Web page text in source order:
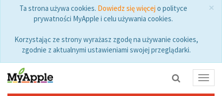
×
Ta strona używa cookies. Dowiedz się więcej o polityce
prywatności MyApple i celu używania cookies.
Korzystając ze strony wyrażasz zgodę na używanie cookies,
zgodnie z aktualnymi ustawieniami swojej przeglądarki.